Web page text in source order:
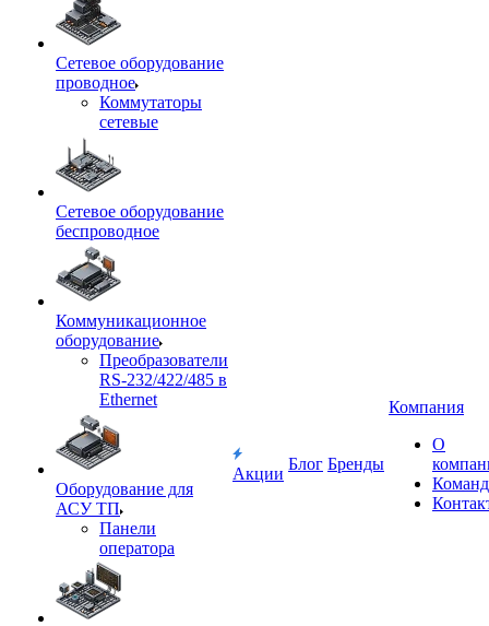
Сетевое оборудование
проводное
Коммутаторы
сетевые
Сетевое оборудование
беспроводное
Коммуникационное
оборудование
Преобразователи
RS-232/422/485 в
Ethernet
Оборудование для
АСУ ТП
Панели
оператора
Акции
Блог Бренды
Компания
О